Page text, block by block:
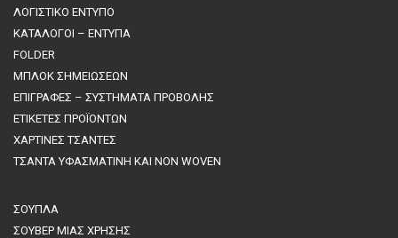
ΛΟΓΙΣΤΙΚΟ ΕΝΤΥΠΟ
ΚΑΤΑΛΟΓΟΙ – ΕΝΤΥΠΑ
FOLDER
ΜΠΛΟΚ ΣΗΜΕΙΩΣΕΩΝ
ΕΠΙΓΡΑΦΕΣ – ΣΥΣΤΗΜΑΤΑ ΠΡΟΒΟΛΗΣ
ΕΤΙΚΕΤΕΣ ΠΡΟΪΟΝΤΩΝ
ΧΑΡΤΙΝΕΣ ΤΣΑΝΤΕΣ
ΤΣΑΝΤΑ ΥΦΑΣΜΑΤΙΝΗ ΚΑΙ NON WOVEN
ΣΟΥΠΛΑ
ΣΟΥΒΕΡ ΜΙΑΣ ΧΡΗΣΗΣ